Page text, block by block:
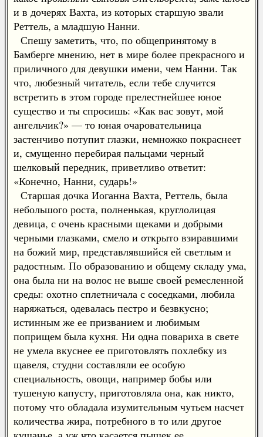
и в дочерях Вахта, из которых старшую звали
Реттель, а младшую Нанни.
Спешу заметить, что, по общепринятому в
Бамберге мнению, нет в мире более прекрасного и
приличного для девушки имени, чем Нанни. Так
что, любезный читатель, если тебе случится
встретить в этом городе прелестнейшее юное
существо и ты спросишь: «Как вас зовут, мой
ангельчик?» — то юная очаровательница
застенчиво потупит глазки, немножко покраснеет
и, смущенно перебирая пальцами черный
шелковый передник, приветливо ответит:
«Конечно, Нанни, сударь!»
Старшая дочка Иоганна Вахта, Реттель, была
небольшого роста, полненькая, круглолицая
девица, с очень красными щеками и добрыми
черными глазками, смело и открыто взиравшими
на божий мир, представлявшийся ей светлым и
радостным. По образованию и общему складу ума,
она была ни на волос не выше своей ремесленной
среды: охотно сплетничала с соседками, любила
наряжаться, одевалась пестро и безвкусно;
истинным же ее призванием и любимым
поприщем была кухня. Ни одна повариха в свете
не умела вкуснее ее приготовлять похлебку из
щавеля, студни составляли ее особую
специальность, овощи, например бобы или
тушеную капусту, приготовляла она, как никто,
потому что обладала изумительным чутьем насчет
количества жира, потребного в то или другое